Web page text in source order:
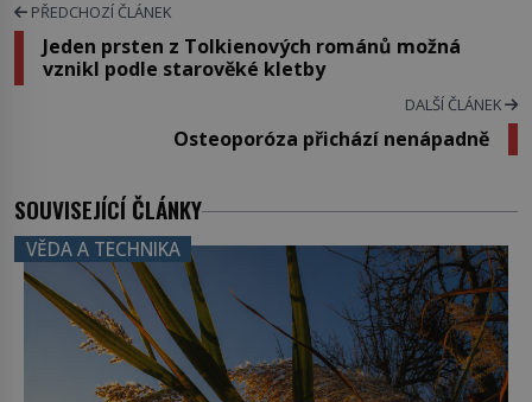
PŘEDCHOZÍ ČLÁNEK
Jeden prsten z Tolkienových románů možná
vznikl podle starověké kletby
DALŠÍ ČLÁNEK
Osteoporóza přichází nenápadně
SOUVISEJÍCÍ ČLÁNKY
VĚDA A TECHNIKA